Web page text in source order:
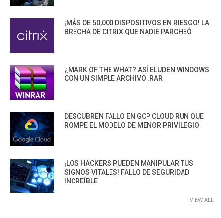
¡MÁS DE 50,000 DISPOSITIVOS EN RIESGO! LA
BRECHA DE CITRIX QUE NADIE PARCHEÓ
¿MARK OF THE WHAT? ASÍ ELUDEN WINDOWS
CON UN SIMPLE ARCHIVO .RAR
DESCUBREN FALLO EN GCP CLOUD RUN QUE
ROMPE EL MODELO DE MENOR PRIVILEGIO
¡LOS HACKERS PUEDEN MANIPULAR TUS
SIGNOS VITALES! FALLO DE SEGURIDAD
INCREÍBLE
VIEW ALL